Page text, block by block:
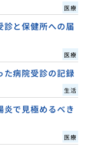
医療
診と保健所への届
医療
た病院受診の記録
生活
で見極めるべき
医療